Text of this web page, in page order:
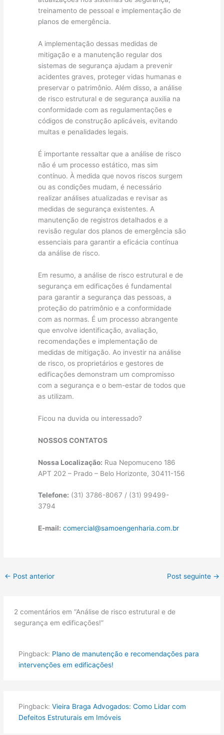
treinamento de pessoal e implementação de
planos de emergência.
A implementação dessas medidas de
mitigação e a manutenção regular dos
sistemas de segurança ajudam a prevenir
acidentes graves, proteger vidas humanas e
preservar o patrimônio. Além disso, a análise
de risco estrutural e de segurança auxilia na
conformidade com as regulamentações e
códigos de construção aplicáveis, evitando
multas e penalidades legais.
É importante ressaltar que a análise de risco
não é um processo estático, mas sim
contínuo. À medida que novos riscos surgem
ou as condições mudam, é necessário
realizar análises atualizadas e revisar as
medidas de segurança existentes. A
manutenção de registros detalhados e a
revisão regular dos planos de emergência são
essenciais para garantir a eficácia contínua
da análise de risco.
Em resumo, a análise de risco estrutural e de
segurança em edificações é fundamental
para garantir a segurança das pessoas, a
proteção do patrimônio e a conformidade
com as normas. É um processo abrangente
que envolve identificação, avaliação,
recomendações e implementação de
medidas de mitigação. Ao investir na análise
de risco, os proprietários e gestores de
edificações demonstram um compromisso
com a segurança e o bem-estar de todos que
as utilizam.
Ficou na duvida ou interessado?
NOSSOS CONTATOS
Nossa Localização: Rua Nepomuceno 186
APT 202 – Prado – Belo Horizonte, 30411-156
Telefone: (31) 3786-8067 / (31) 99499-
3794
E-mail: comercial@samoengenharia.com.br
← Post anterior Post seguinte →
2 comentários em “Análise de risco estrutural e de
segurança em edificações!”
Pingback: Plano de manutenção e recomendações para
intervenções em edificações!
Pingback: Vieira Braga Advogados: Como Lidar com
Defeitos Estruturais em Imóveis